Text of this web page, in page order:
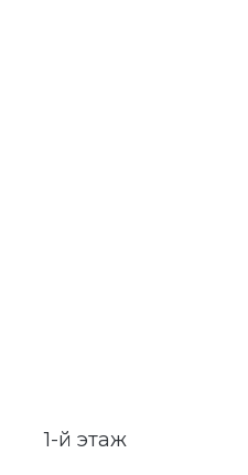
1-й этаж